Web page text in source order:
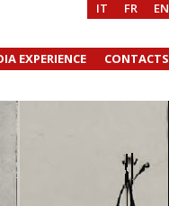
IT FR EN
EXPERIENCE CONTACTS